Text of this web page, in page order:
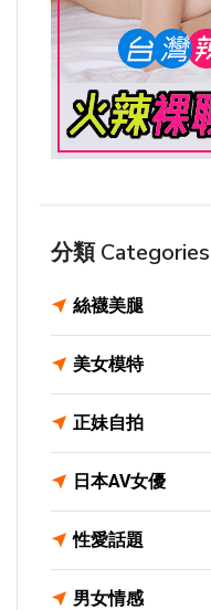
分類 Categories
絲襪美腿
美女模特
正妹自拍
日本AV女優
性愛話題
男女情感